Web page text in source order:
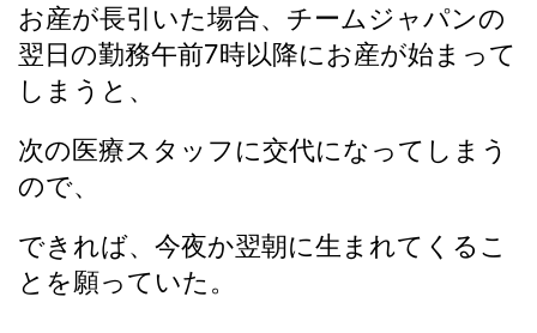
お産が長引いた場合、チームジャパンの
翌日の勤務午前7時以降にお産が始まって
しまうと、
次の医療スタッフに交代になってしまう
ので、
できれば、今夜か翌朝に生まれてくるこ
とを願っていた。